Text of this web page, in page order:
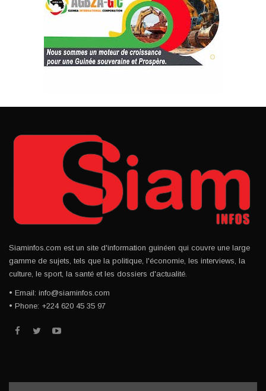
Siaminfos.com est un site d'information guinéen qui couvre une large
gamme de sujets, tels que la politique, l'économie, les interviews, la
culture, le sport, la santé et les dossiers d'actualité.
• Email: info@siaminfos.com
• Phone: +224 620 45 35 97